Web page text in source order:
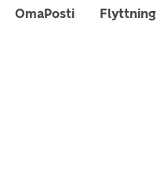
OmaPosti Flyttning